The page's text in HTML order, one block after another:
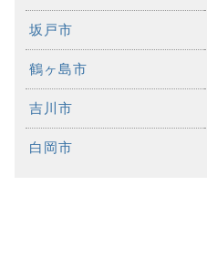
坂戸市
鶴ヶ島市
吉川市
白岡市